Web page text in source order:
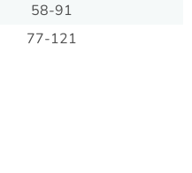
58-91
77-121